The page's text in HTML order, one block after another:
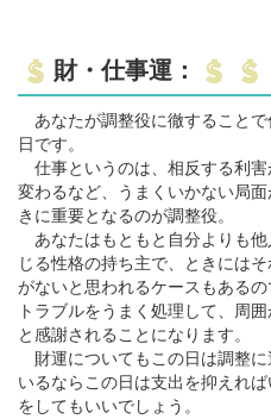
財・仕事運：
あなたが調整役に徹すること
日です。
仕事というのは、相反する利
変わるなど、うまくいかない局
きに重要となるのが調整役。
あなたはもともと自分よりも
じる性格の持ち主で、ときには
がないと思われるケースもある
トラブルをうまく処理して、周
と感謝されることになります。
財運についてもこの日は調整
いるならこの日は支出を抑えれ
をしてもいいでしょう。